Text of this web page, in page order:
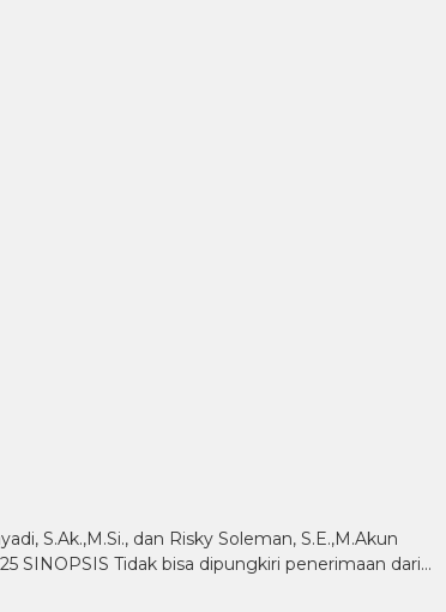
S.Ak.,M.Si., dan Risky Soleman, S.E.,M.Akun
SINOPSIS Tidak bisa dipungkiri penerimaan dari…